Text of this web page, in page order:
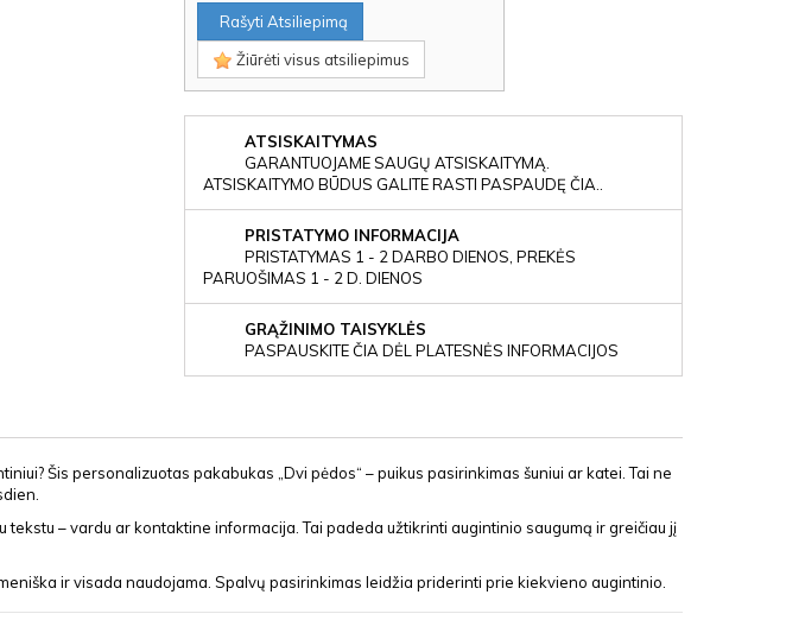
Rašyti Atsiliepimą
Žiūrėti visus atsiliepimus
ATSISKAITYMAS
GARANTUOJAME SAUGŲ ATSISKAITYMĄ.
ATSISKAITYMO BŪDUS GALITE RASTI PASPAUDĘ ČIA..
PRISTATYMO INFORMACIJA
PRISTATYMAS 1 - 2 DARBO DIENOS, PREKĖS
PARUOŠIMAS 1 - 2 D. DIENOS
GRĄŽINIMO TAISYKLĖS
PASPAUSKITE ČIA DĖL PLATESNĖS INFORMACIJOS
Šis personalizuotas pakabukas „Dvi pėdos“ – puikus pasirinkimas šuniui ar katei. Tai ne
– vardu ar kontaktine informacija. Tai padeda užtikrinti augintinio saugumą ir greičiau jį
ir visada naudojama. Spalvų pasirinkimas leidžia priderinti prie kiekvieno augintinio.